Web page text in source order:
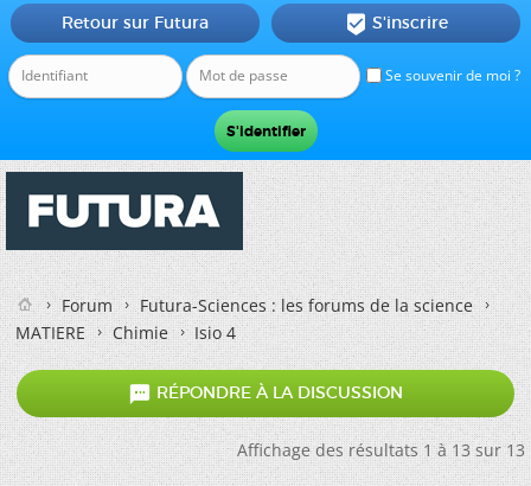
Se souvenir de moi ?
Retour sur Futura  S'inscrire
Forum
Futura-Sciences : les forums de la science
MATIERE
Chimie Isio 4
 RÉPONDRE À LA DISCUSSION
Affichage des résultats 1 à 13 sur 13